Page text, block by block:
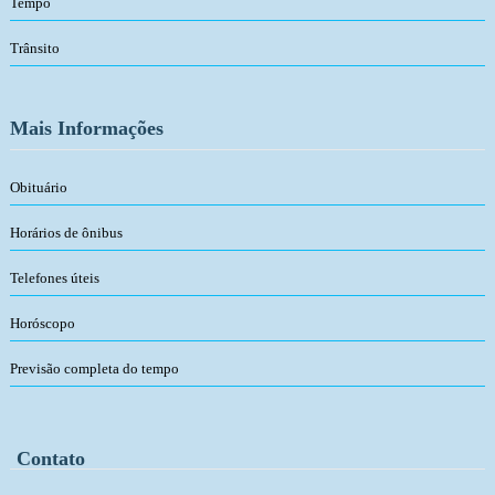
Trânsito
Mais Informações
Obituário
Horários de ônibus
Telefones úteis
Horóscopo
Previsão completa do tempo
Contato